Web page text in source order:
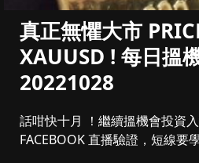
真正無懼大市
XAUUSD ! 每日搵
20221028
話咁快十月 ！繼續搵機會投資
FACEBOOK 直播驗證，短線要